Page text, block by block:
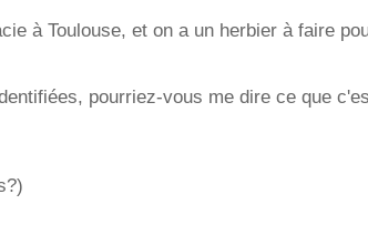
à Toulouse, et on a un herbier à faire
pourriez-vous me dire ce que